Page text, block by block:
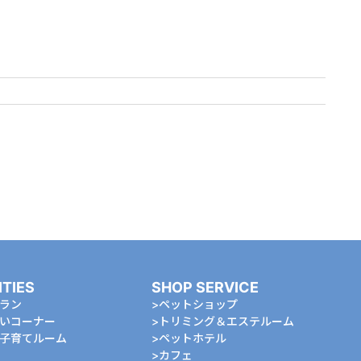
ン
コーナー
育てルーム
SHOP SERVICE
ペットショップ
トリミング＆エステルーム
ペットホテル
カフェ